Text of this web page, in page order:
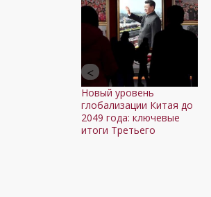
Новый уровень
глобализации Китая до
2049 года: ключевые
итоги Третьего